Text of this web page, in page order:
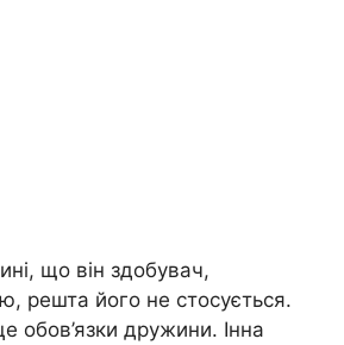
що він здобувач,
решта його не стосується.
обов’язки дружини. Інна